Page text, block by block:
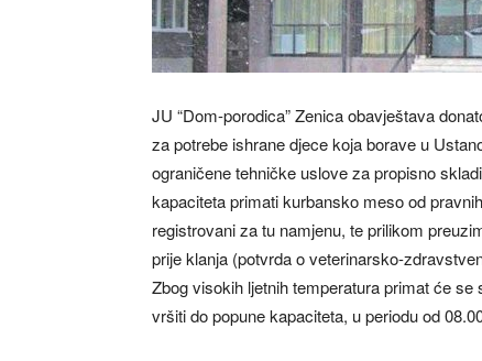
JU “Dom-porodica” Zenica obavještava
za potrebe ishrane djece koja borave u
ograničene tehničke uslove za propisno
kapaciteta primati kurbansko meso od
registrovani za tu namjenu, te prilikom
prije klanja (potvrda o veterinarsko-
Zbog visokih ljetnih temperatura primat će
vršiti do popune kapaciteta, u periodu od